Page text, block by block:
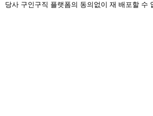
당사 구인구직 플랫폼의 동의없이 재 배포할 수